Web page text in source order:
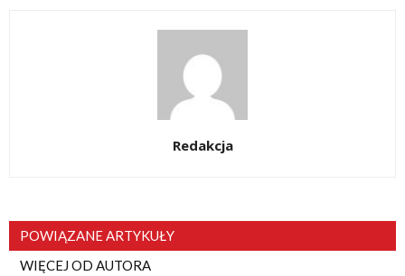
Redakcja
POWIĄZANE ARTYKUŁY
WIĘCEJ OD AUTORA